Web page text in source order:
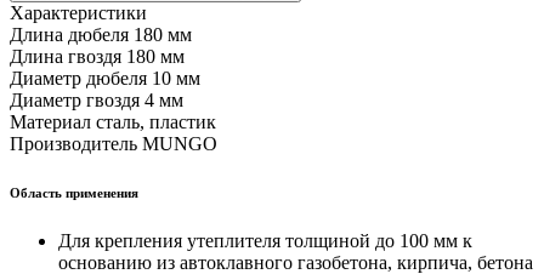
Характеристики
Длина дюбеля 180 мм
Длина гвоздя 180 мм
Диаметр дюбеля 10 мм
Диаметр гвоздя 4 мм
Материал сталь, пластик
Производитель MUNGO
Область применения
Для крепления утеплителя толщиной до 100 мм к
основанию из автоклавного газобетона, кирпича, бетона